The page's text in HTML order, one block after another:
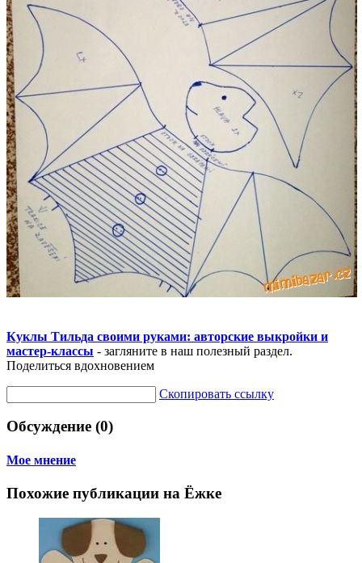
Куклы Тильда своими руками: авторские выкройки и
мастер-классы - загляните в наш полезный раздел.
Поделиться вдохновением
Скопировать ссылку
Обсуждение (0)
Мое мнение
Похожие публикации на Ёжке